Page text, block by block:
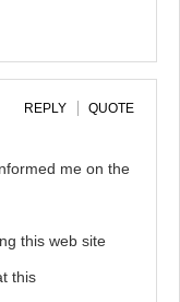
REPLY QUOTE
me on the
this web site
this